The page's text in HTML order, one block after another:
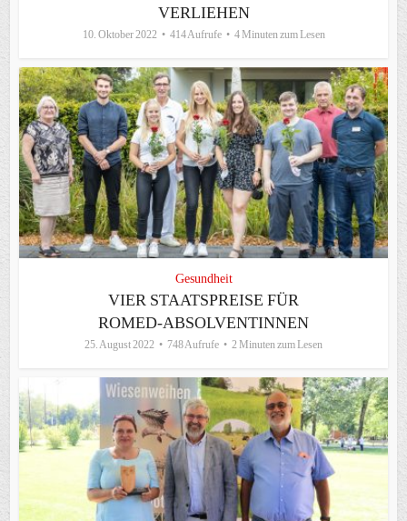
VERLIEHEN
10. Oktober 2022 414 Aufrufe 4 Minuten zum Lesen
Gesundheit
VIER STAATSPREISE FÜR
ROMED-ABSOLVENTINNEN
25. August 2022 748 Aufrufe 2 Minuten zum Lesen